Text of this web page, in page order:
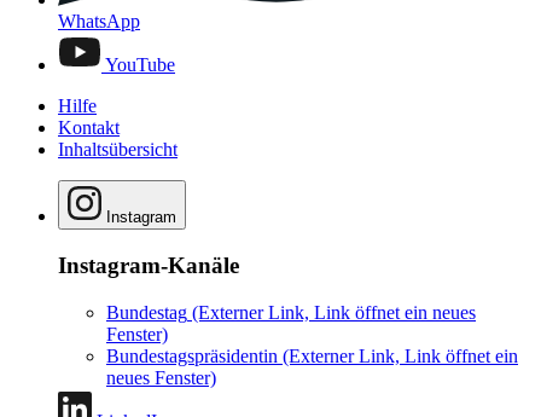
WhatsApp
YouTube
Hilfe
Kontakt
Inhaltsübersicht
Instagram
Instagram-Kanäle
Bundestag (Externer Link, Link öffnet ein neues
Fenster)
Bundestagspräsidentin (Externer Link, Link öffnet ein
neues Fenster)